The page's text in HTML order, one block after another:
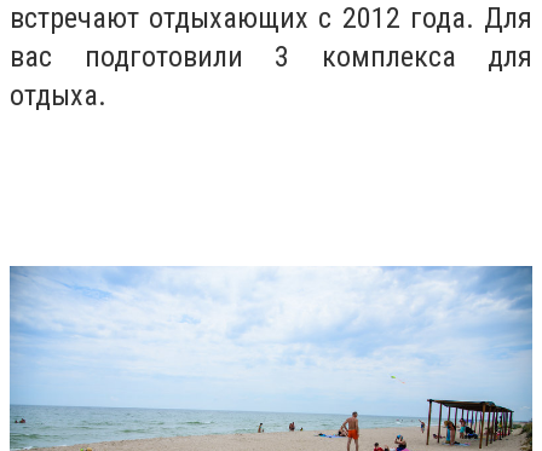
встречают отдыхающих с 2012 года. Для
вас подготовили 3 комплекса для
отдыха.